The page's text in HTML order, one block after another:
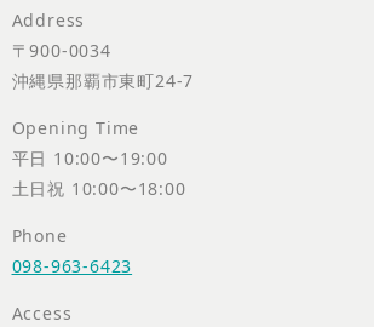
Address
〒900-0034
沖縄県那覇市東町24-7
Opening Time
平日 10:00〜19:00
土日祝 10:00〜18:00
Phone
098-963-6423
Access